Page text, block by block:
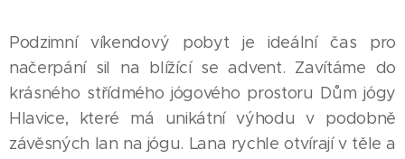
Podzimní víkendový pobyt je ideální čas pro
načerpání sil na blížící se advent. Zavítáme do
krásného střídmého jógového prostoru Dům jógy
Hlavice, které má unikátní výhodu v podobně
závěsných lan na jógu. Lana rychle otvírají v těle a